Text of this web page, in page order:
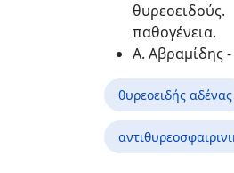
παθογένεια.
Α. Αβραμίδης
θυρεοειδής αδένας